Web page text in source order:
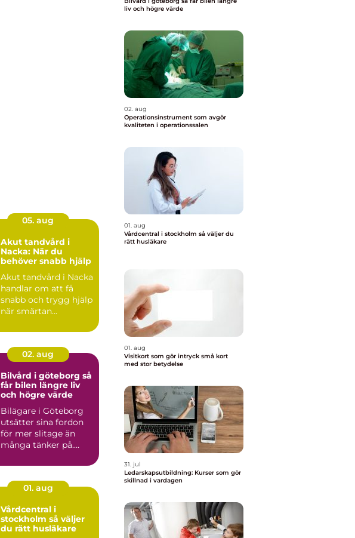
05. aug
Akut tandvård i
Nacka: När du
behöver snabb hjälp
Akut tandvård i Nacka
handlar om att få
snabb och trygg hjälp
när smärtan...
02. aug
Bilvård i göteborg så
får bilen längre liv
och högre värde
Bilägare i Göteborg
utsätter sina fordon
för mer slitage än
många tänker på.
fu...
01. aug
Vårdcentral i
stockholm så väljer
du rätt husläkare
liv och högre värde
02. aug
Operationsinstrument som avgör
kvaliteten i operationssalen
01. aug
Vårdcentral i stockholm så väljer du
rätt husläkare
01. aug
Visitkort som gör intryck små kort
med stor betydelse
31. jul
Ledarskapsutbildning: Kurser som gör
skillnad i vardagen